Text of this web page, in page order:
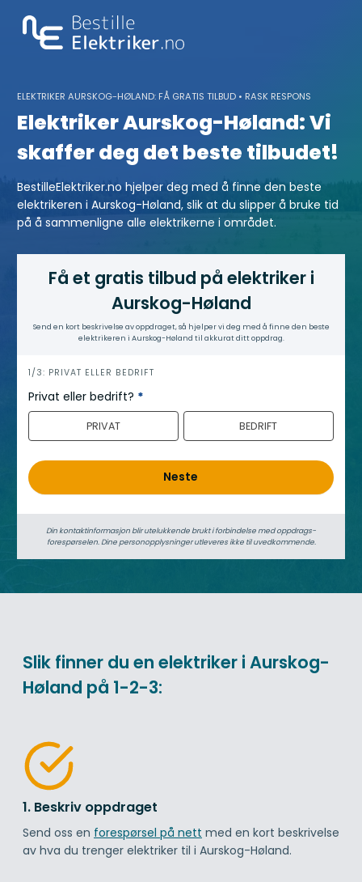
content
ELEKTRIKER AURSKOG-HØLAND: FÅ GRATIS TILBUD • RASK RESPONS
Elektriker Aurskog-Høland: Vi
skaffer deg det beste tilbudet!
BestilleElektriker.no hjelper deg med å finne den beste
elektrikeren i Aurskog-Høland, slik at du slipper å bruke tid
på å sammenligne alle elektrikerne i området.
Få et gratis tilbud på elektriker i
Aurskog-Høland
Send en kort beskrivelse av oppdraget, så hjelper vi deg med å finne den beste
elektrikeren i Aurskog-Høland til akkurat ditt oppdrag.
h
e
r
1/3: PRIVAT ELLER BEDRIFT
Privat eller bedrift? *
PRIVAT BEDRIFT
Neste
Din kontaktinformasjon blir utelukkende brukt i forbindelse med oppdrags­
forespørselen. Dine person­­opplysninger utleveres ikke til uvedkommende.
Slik finner du en elektriker i Aurskog-
Høland på 1-2-3:
1. Beskriv oppdraget
Send oss en forespørsel på nett med en kort beskrivelse
av hva du trenger elektriker til i Aurskog-Høland.